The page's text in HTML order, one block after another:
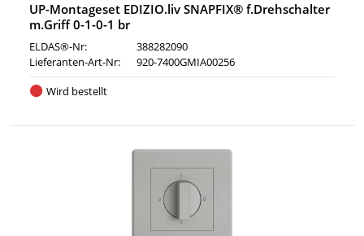
UP-Montageset EDIZIO.liv SNAPFIX® f.Drehschalter
m.Griff 0-1-0-1 br
ELDAS®-Nr:
388282090
Lieferanten-Art-Nr:
920-7400GMIA00256
Wird bestellt